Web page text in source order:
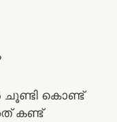
ചൂണ്ടി കൊണ്ട്
കണ്ട്